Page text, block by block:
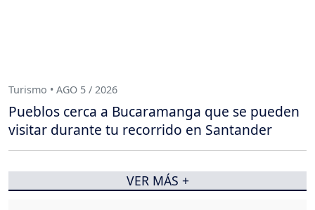
Turismo • AGO 5 / 2026
Pueblos cerca a Bucaramanga que se pueden
visitar durante tu recorrido en Santander
VER MÁS +